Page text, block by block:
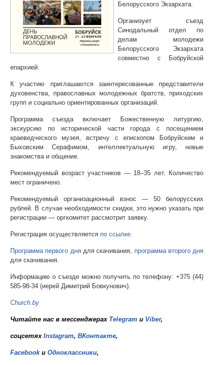
Белорусского Экзархата.
Организует съезд
Синодальный отдел по
делам молодежи
Белорусского Экзархата
совместно с Бобруйской
епархией.
К участию приглашаются заинтересованные представители
духовенства, православных молодежных братств, приходских
групп и социально ориентированных организаций.
Программа съезда включает Божественную литургию,
экскурсию по исторической части города с посещением
краеведческого музея, встречу с епископом Бобруйским и
Быховским Серафимом, интеллектуальную игру, новые
знакомства и общение.
Рекомендуемый возраст участников — 18–35 лет. Количество
мест ограничено.
Рекомендуемый организационный взнос — 50 белорусских
рублей. В случае необходимости скидки, это нужно указать при
регистрации — оргкомитет рассмотрит заявку.
Регистрация осуществляется по ссылке.
Программа первого днядля скачивания, программа второго дня
для скачивания.
Информацию о съезде можно получить по телефону: +375 (44)
585-98-34 (иерей Димитрий Бовкунович).
Church.by
Читайте нас в мессенджерах Telegram и Viber,
соцсетях Instagram, ВКонтакте,
Facebookи Одноклассники,